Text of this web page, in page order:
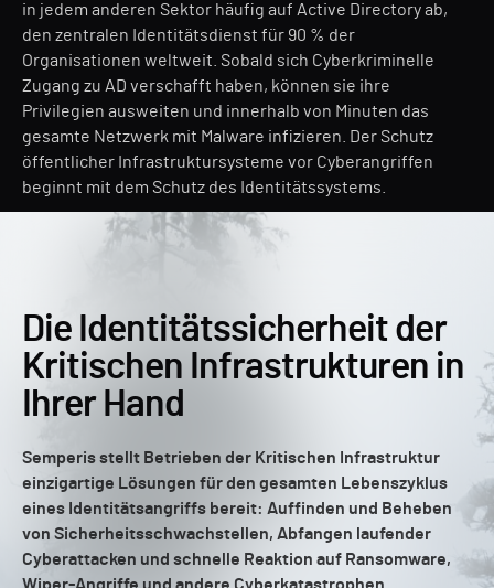
in jedem anderen Sektor häufig auf Active Directory ab,
den zentralen Identitätsdienst für 90 % der
Organisationen weltweit. Sobald sich Cyberkriminelle
Zugang zu AD verschafft haben, können sie ihre
Privilegien ausweiten und innerhalb von Minuten das
gesamte Netzwerk mit Malware infizieren. Der Schutz
öffentlicher Infrastruktursysteme vor Cyberangriffen
beginnt mit dem Schutz des Identitätssystems.
Die Identitätssicherheit der
Kritischen Infrastrukturen in
Ihrer Hand
Semperis stellt Betrieben der Kritischen Infrastruktur
einzigartige Lösungen für den gesamten Lebenszyklus
eines Identitätsangriffs bereit: Auffinden und Beheben
von Sicherheitsschwachstellen, Abfangen laufender
Cyberattacken und schnelle Reaktion auf Ransomware,